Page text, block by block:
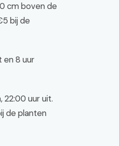
cm boven de
bij de
en 8 uur
22:00 uur uit.
de planten